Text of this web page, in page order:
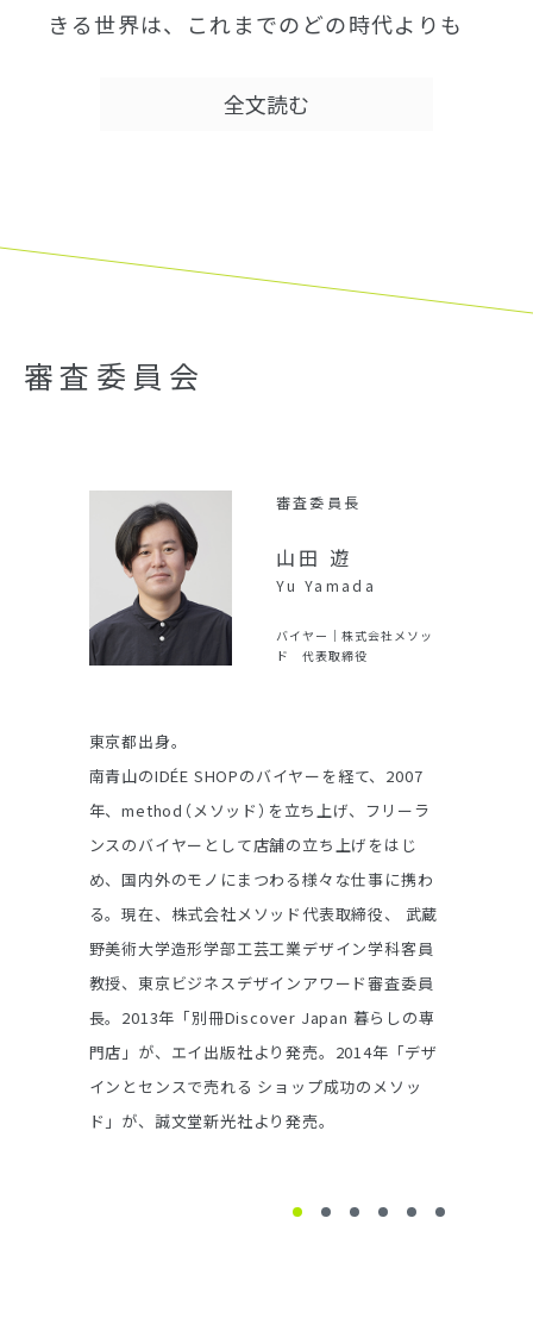
きる世界は、これまでのどの時代よりも
改めて強く認識する機会になったと感じ
らこそ、ブロックチェーン、NFT、メタバ
ースに代表されるようなWEB3、また、最
近大きな話題となっている生成AIの発展な
ど、デジタルを中心とした新たな技術や
か、企業活動はもちろん、私たち自身も
常に変化し続けることが求められている
時代と言えるでしょう。
国内の人口減少や低成長といった課題を
配慮し、適切に対応していく。その上で、
常に移ろい続けていく顧客のニーズを満
たし、共感を得ることが、大小問わず企
業活動の継続にとって重要な鍵となること
でしょう。そして、それはとても困難なこ
とであるかのように思えます。
そもそも、現代のビジネスは複合的で
様々な要素から成り立っており、戦略的で
綿密なデザインが必要とされているにも
全文読む
審査委員会
審査委員長
山田 遊
Yu Yamada
バイヤー｜ 株式会社メソッ
ド 代表取締役
東京都出身。
南青山のIDÉE SHOPのバイヤーを経て、2007
年、method（メソッド） を立ち上げ、フリーラ
ンスのバイヤーとして店舗の立ち上げをはじ
め、国内外のモノにまつわる様々な仕事に携わ
る。現在、株式会社メソッド代表取締役、 武蔵
野美術大学造形学部工芸工業デザイン学科客員
教授、東京ビジネスデザインアワード審査委員
長。2013年「別冊Discover Japan 暮らしの専
門店」が、エイ出版社より発売。2014年「デザ
インとセンスで売れる ショップ成功のメソッ
ド」が、誠文堂新光社より発売。
2 3 4 5 6